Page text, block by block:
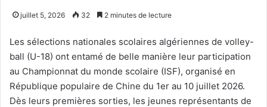
juillet 5, 2026 32 2 minutes de lecture
Les sélections nationales scolaires algériennes de volley-
ball (U-18) ont entamé de belle manière leur participation
au Championnat du monde scolaire (ISF), organisé en
République populaire de Chine du 1er au 10 juillet 2026.
Dès leurs premières sorties, les jeunes représentants de